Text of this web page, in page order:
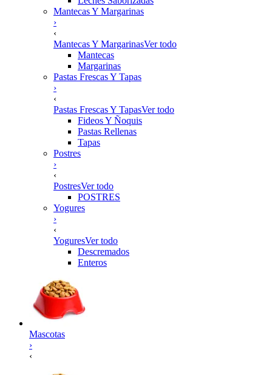
Mantecas Y Margarinas
›
‹
Mantecas Y MargarinasVer todo
Mantecas
Margarinas
Pastas Frescas Y Tapas
›
‹
Pastas Frescas Y TapasVer todo
Fideos Y Ñoquis
Pastas Rellenas
Tapas
Postres
›
‹
PostresVer todo
POSTRES
Yogures
›
‹
YoguresVer todo
Descremados
Enteros
Mascotas
›
‹